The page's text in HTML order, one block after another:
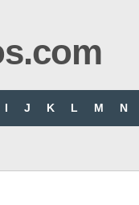
I J K L M N